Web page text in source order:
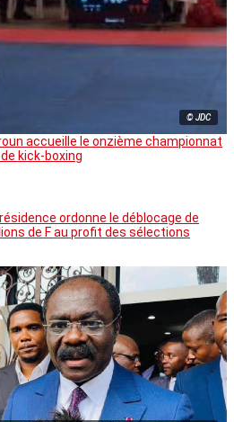
© JDC
accueille le onzième championnat
kick-boxing
ordonne le déblocage de
de F au profit des sélections